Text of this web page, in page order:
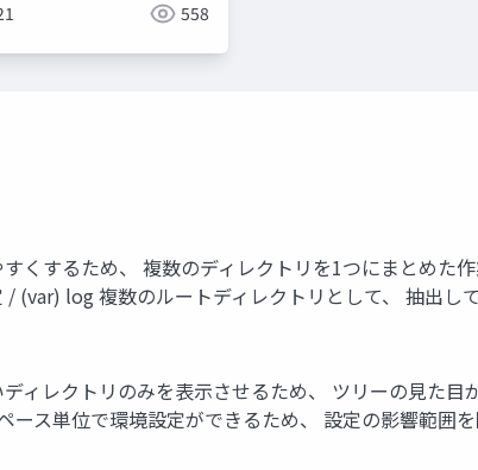
558
くするため、 複数のディレクトリを1つにまとめ
(var) log 複数のルートディレクトリとして、 抽出し
ィレクトリのみを表示させるため、 ツリーの見た
ース単位で環境設定ができるため、 設定の影響範囲